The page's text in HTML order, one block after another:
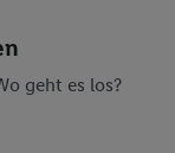
geht es los?